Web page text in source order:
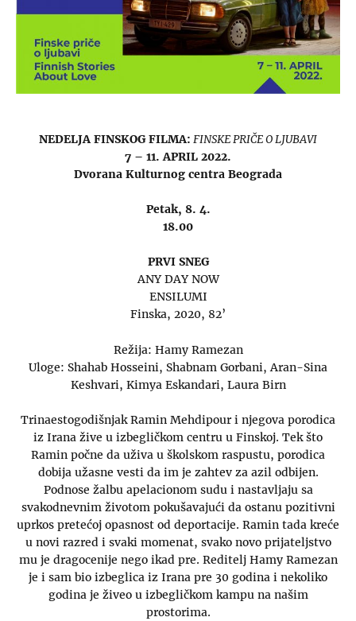
NEDELJA FINSKOG FILMA: FINSKE PRIČE O LJUBAVI
7 – 11. APRIL 2022.
Dvorana Kulturnog centra Beograda
Petak, 8. 4.
18.00
PRVI SNEG
ANY DAY NOW
ENSILUMI
Finska, 2020, 82’
Režija: Hamy Ramezan
Uloge: Shahab Hosseini, Shabnam Gorbani, Aran-Sina
Keshvari, Kimya Eskandari, Laura Birn
Trinaestogodišnjak Ramin Mehdipour i njegova porodica
iz Irana žive u izbegličkom centru u Finskoj. Tek što
Ramin počne da uživa u školskom raspustu, porodica
dobija užasne vesti da im je zahtev za azil odbijen.
Podnose žalbu apelacionom sudu i nastavljaju sa
svakodnevnim životom pokušavajući da ostanu pozitivni
uprkos pretećoj opasnost od deportacije. Ramin tada kreće
u novi razred i svaki momenat, svako novo prijateljstvo
mu je dragocenije nego ikad pre. Reditelj Hamy Ramezan
je i sam bio izbeglica iz Irana pre 30 godina i nekoliko
godina je živeo u izbegličkom kampu na našim
prostorima.